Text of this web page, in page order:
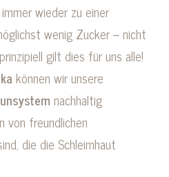
wieder zu einer
wenig Zucker – nicht
gilt dies für uns alle!
können wir unsere
nachhaltig
von freundlichen
die die Schleimhaut